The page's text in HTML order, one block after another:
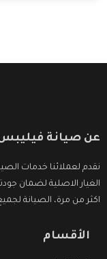
عن صيانة
نقدم لعملائنا خدمات
الغيار الاصلية لضمان
اكثر من مرة، الصيانة
الأقسام